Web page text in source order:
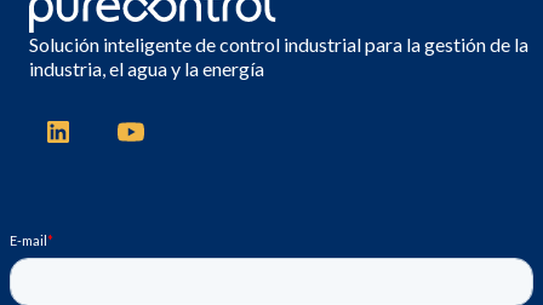
Solución inteligente de control industrial para la gestión de la
industria, el agua y la energía